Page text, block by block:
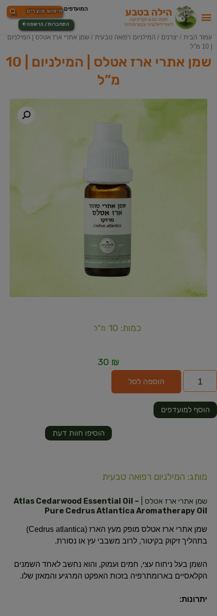
התחברות / הרשמה
עמוד הבית / יצרנים / המילניום רפואה טבעית / שמן אתרי ארז אטלס | המילניום
שמן אתרי ארז אטלס | המילניום | 10
מ”ל
כמות: 10 מ"ל
30 ₪
הוספה לסל
הוסיפו חוות דעת
הוסף למועדפים
מותג: המילניום רפואה טבעית
שמן אתרי ארז אטלס | Atlas Cedarwood Essential Oil –
Pure Cedrus Atlantica Aromatherapy Oil
שמן אתרי ארז אטלס מופק מעץ הארז (Cedrus atlantica)
בתהליך זיקוק בקיטור, לרוב משבבי עץ או נסורת.
השמן בעל ניחוח עצי, חמים ועמוק, והוא נחשב לאחד השמנים
הקלאסיים בארומתרפיה בזכות האפקט המרגיע והמאזן שלו.
יתרונות: